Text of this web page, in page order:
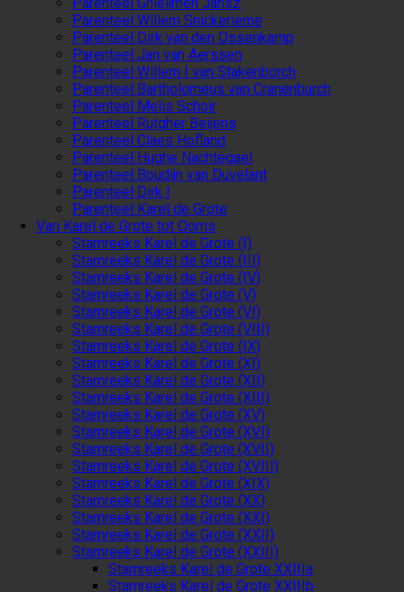
Parenteel Willem Snickerieme
Parenteel Dirk van den Ossenkamp
Parenteel Jan van Aerssen
Parenteel Willem I van Stakenborch
Parenteel Bartholomeus van Cranenburch
Parenteel Melis Schoir
Parenteel Rutgher Beijens
Parenteel Claes Hofland
Parenteel Hughe Nachtegael
Parenteel Boudijn van Duvelant
Parenteel Dirk I
Parenteel Karel de Grote
Van Karel de Grote tot Ooms
Stamreeks Karel de Grote (I)
Stamreeks Karel de Grote (III)
Stamreeks Karel de Grote (IV)
Stamreeks Karel de Grote (V)
Stamreeks Karel de Grote (VI)
Stamreeks Karel de Grote (VIII)
Stamreeks Karel de Grote (IX)
Stamreeks Karel de Grote (XI)
Stamreeks Karel de Grote (XII)
Stamreeks Karel de Grote (XIII)
Stamreeks Karel de Grote (XV)
Stamreeks Karel de Grote (XVI)
Stamreeks Karel de Grote (XVII)
Stamreeks Karel de Grote (XVIII)
Stamreeks Karel de Grote (XIX)
Stamreeks Karel de Grote (XX)
Stamreeks Karel de Grote (XXI)
Stamreeks Karel de Grote (XXII)
Stamreeks Karel de Grote (XXIII)
Stamreeks Karel de Grote XXIIIa
Stamreeks Karel de Grote XXIIIb